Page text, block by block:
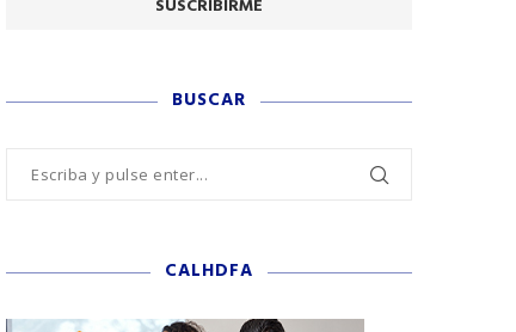
BUSCAR
CALHDFA